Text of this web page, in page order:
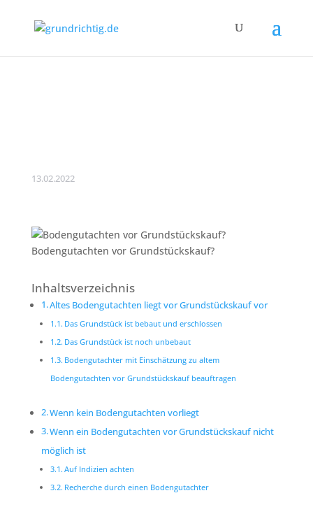
13.02.2022
Bodengutachten vor Grundstückskauf?
Inhaltsverzeichnis
Altes Bodengutachten liegt vor Grundstückskauf vor
Das Grundstück ist bebaut und erschlossen
Das Grundstück ist noch unbebaut
Bodengutachter mit Einschätzung zu altem
Bodengutachten vor Grundstückskauf beauftragen
Wenn kein Bodengutachten vorliegt
Wenn ein Bodengutachten vor Grundstückskauf nicht
möglich ist
Auf Indizien achten
Recherche durch einen Bodengutachter